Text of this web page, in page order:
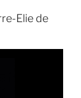
Elie de